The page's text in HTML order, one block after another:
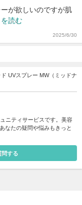
が欲しいのですが肌
読む
2025/6/30
UVスプレー MW（ミッドナ
ニティサービスです。美容
なたの疑問や悩みもきっと
する